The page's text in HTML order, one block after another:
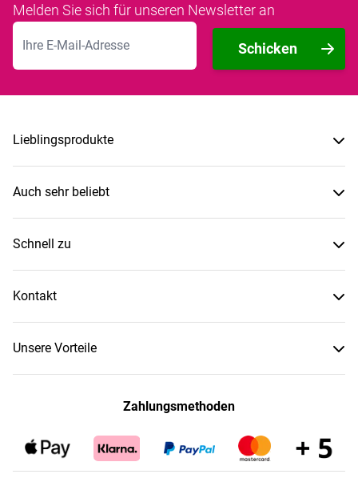
Melden Sie sich für unseren Newsletter an
E-Mailadresse
Schicken
Lieblingsprodukte
Auch sehr beliebt
Schnell zu
Kontakt
Unsere Vorteile
Zahlungsmethoden